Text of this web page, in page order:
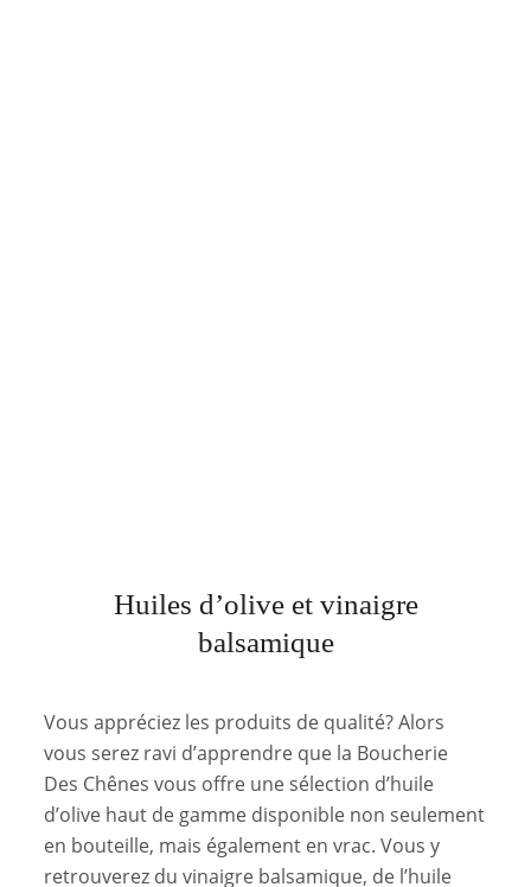
Huiles d’olive et vinaigre
balsamique
Vous appréciez les produits de qualité? Alors
vous serez ravi d’apprendre que la Boucherie
Des Chênes vous offre une sélection d’huile
d’olive haut de gamme disponible non seulement
en bouteille, mais également en vrac. Vous y
retrouverez du vinaigre balsamique, de l’huile